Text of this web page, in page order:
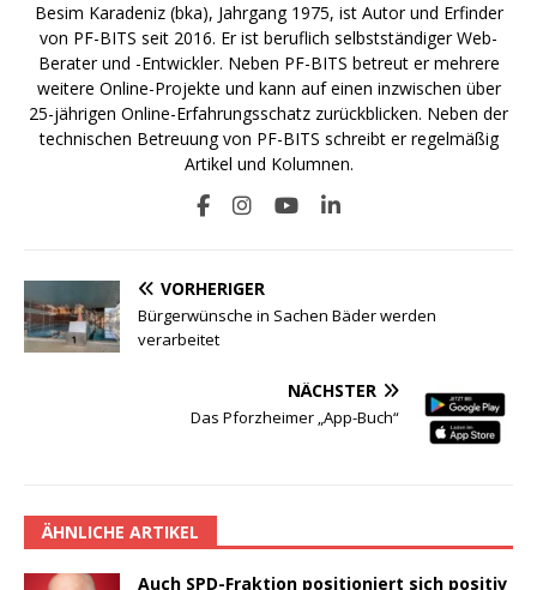
Besim Karadeniz (bka), Jahrgang 1975, ist Autor und Erfinder
von PF-BITS seit 2016. Er ist beruflich selbstständiger Web-
Berater und -Entwickler. Neben PF-BITS betreut er mehrere
weitere Online-Projekte und kann auf einen inzwischen über
25-jährigen Online-Erfahrungsschatz zurückblicken. Neben der
technischen Betreuung von PF-BITS schreibt er regelmäßig
Artikel und Kolumnen.
VORHERIGER
Bürgerwünsche in Sachen Bäder werden
verarbeitet
NÄCHSTER
Das Pforzheimer „App-Buch“
ÄHNLICHE ARTIKEL
Auch SPD-Fraktion positioniert sich positiv